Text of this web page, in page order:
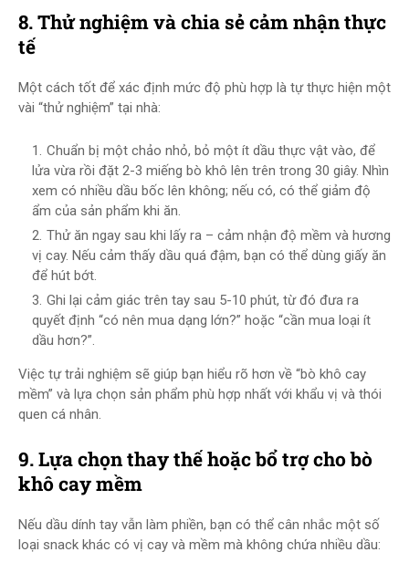
8. Thử nghiệm và chia sẻ cảm nhận thực
tế
Một cách tốt để xác định mức độ phù hợp là tự thực hiện một
vài “thử nghiệm” tại nhà:
Chuẩn bị một chảo nhỏ, bỏ một ít dầu thực vật vào, để
lửa vừa rồi đặt 2-3 miếng bò khô lên trên trong 30 giây. Nhìn
xem có nhiều dầu bốc lên không; nếu có, có thể giảm độ
ẩm của sản phẩm khi ăn.
Thử ăn ngay sau khi lấy ra – cảm nhận độ mềm và hương
vị cay. Nếu cảm thấy dầu quá đậm, bạn có thể dùng giấy ăn
để hút bớt.
Ghi lại cảm giác trên tay sau 5-10 phút, từ đó đưa ra
quyết định “có nên mua dạng lớn?” hoặc “cần mua loại ít
dầu hơn?”.
Việc tự trải nghiệm sẽ giúp bạn hiểu rõ hơn về “bò khô cay
mềm” và lựa chọn sản phẩm phù hợp nhất với khẩu vị và thói
quen cá nhân.
9. Lựa chọn thay thế hoặc bổ trợ cho bò
khô cay mềm
Nếu dầu dính tay vẫn làm phiền, bạn có thể cân nhắc một số
loại snack khác có vị cay và mềm mà không chứa nhiều dầu: